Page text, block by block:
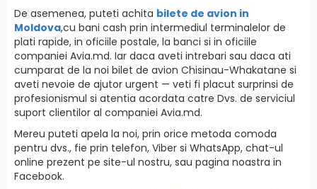
De asemenea, puteti achita bilete de avion in
Moldova,cu bani cash prin intermediul terminalelor de
plati rapide, in oficiile postale, la banci si in oficiile
companiei Avia.md. Iar daca aveti intrebari sau daca ati
cumparat de la noi bilet de avion Chisinau-Whakatane si
aveti nevoie de ajutor urgent — veti fi placut surprinsi de
profesionismul si atentia acordata catre Dvs. de serviciul
suport clientilor al companiei Avia.md.
Mereu puteti apela la noi, prin orice metoda comoda
pentru dvs., fie prin telefon, Viber si WhatsApp, chat-ul
online prezent pe site-ul nostru, sau pagina noastra in
Facebook.